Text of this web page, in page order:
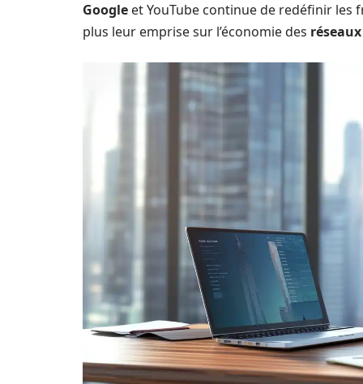
Google et YouTube continue de redéfinir les
plus leur emprise sur l’économie des